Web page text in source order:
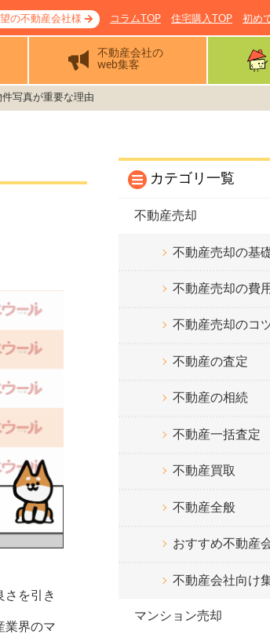
の不動産会社様 コラムTOP 住宅購入TOP 初め
不動産会社の
web集客
写真が重要な理由
さを引き
業界のマ
カテゴリ一覧
不動産売却
不動産売却の基
不動産売却の費
不動産売却のコ
不動産の査定
不動産の相続
不動産一括査定
不動産買取
不動産全般
おすすめ不動産
不動産会社向け
マンション売却